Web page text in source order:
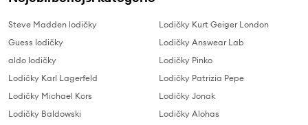
Steve Madden lodičky
Guess lodičky
aldo lodičky
Lodičky Karl Lagerfeld
Lodičky Michael Kors
Lodičky Baldowski
Lodičky Kurt Geiger London
Lodičky Answear Lab
Lodičky Pinko
Lodičky Patrizia Pepe
Lodičky Jonak
Lodičky Alohas